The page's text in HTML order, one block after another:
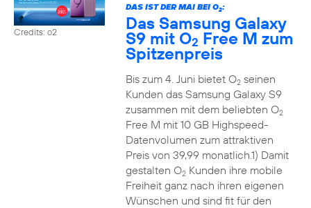
Credits: o2
DAS IST DER MAI BEI O2:
Das Samsung Galaxy
S9 mit O2 Free M zum
Spitzenpreis
Bis zum 4. Juni bietet O2seinen
Kunden das Samsung Galaxy S9
zusammen mit dem beliebten O2
Free M mit 10 GB Highspeed-
Datenvolumen zum attraktiven
Preis von 39,99 monatlich.1) Damit
gestalten O2Kunden ihre mobile
Freiheit ganz nach ihren eigenen
Wünschen und sind fit für den